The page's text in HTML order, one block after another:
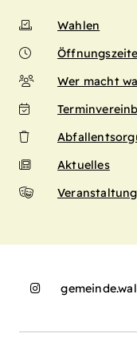
Wahlen
Wer macht
Aktuelles